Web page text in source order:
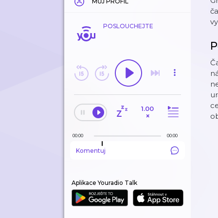
POSLOUCHEJTE
1.00
×
00:00 00:00
Komentuj
Aplikace Youradio Talk